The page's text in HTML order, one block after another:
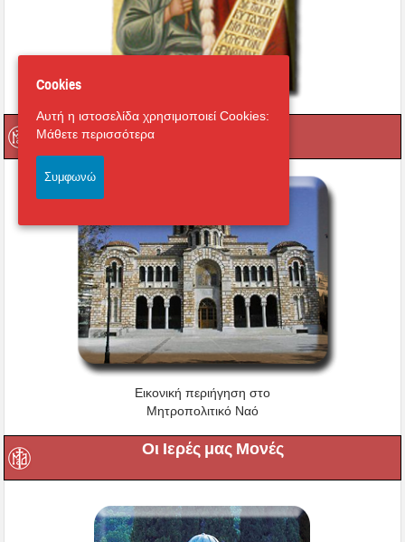
Οι Ιεροί μας Ναοί
Εικονική περιήγηση στο
Μητροπολιτικό Ναό
Οι Ιερές μας Μονές
Cookies
Αυτή η ιστοσελίδα χρησιμοποιεί Cookies:
Μάθετε περισσότερα
Συμφωνώ